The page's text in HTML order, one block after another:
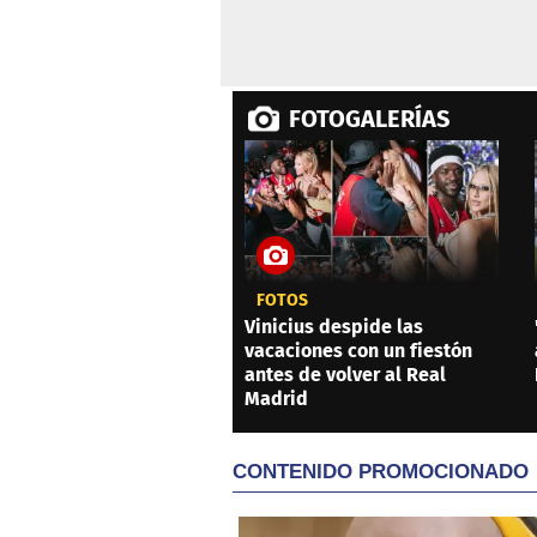
FOTOGALERÍAS
FOTOS
Vinicius despide las
vacaciones con un fiestón
antes de volver al Real
Madrid